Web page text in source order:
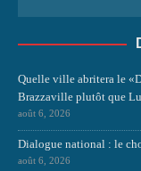
Quelle ville abritera le
Brazzaville plutôt que
août 6, 2026
Dialogue national : le
août 6, 2026